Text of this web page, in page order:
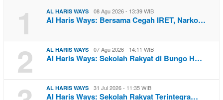
1 AL HARIS WAYS 08 Agu 2026 - 13:39 WIB
Al Haris Ways: Bersama Cegah IRET, Narko…
2 AL HARIS WAYS 07 Agu 2026 - 14:11 WIB
Al Haris Ways: Sekolah Rakyat di Bungo H…
AL HARIS WAYS 31 Jul 2026 - 11:35 WIB
Al Haris Ways: Sekolah Rakyat Terintegra…